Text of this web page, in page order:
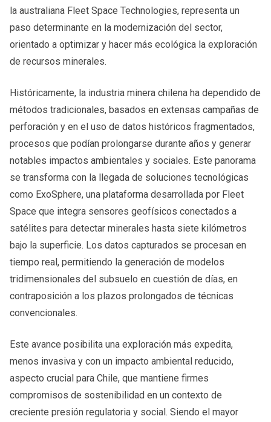
la australiana Fleet Space Technologies, representa un
paso determinante en la modernización del sector,
orientado a optimizar y hacer más ecológica la exploración
de recursos minerales.
Históricamente, la industria minera chilena ha dependido de
métodos tradicionales, basados en extensas campañas de
perforación y en el uso de datos históricos fragmentados,
procesos que podían prolongarse durante años y generar
notables impactos ambientales y sociales. Este panorama
se transforma con la llegada de soluciones tecnológicas
como ExoSphere, una plataforma desarrollada por Fleet
Space que integra sensores geofísicos conectados a
satélites para detectar minerales hasta siete kilómetros
bajo la superficie. Los datos capturados se procesan en
tiempo real, permitiendo la generación de modelos
tridimensionales del subsuelo en cuestión de días, en
contraposición a los plazos prolongados de técnicas
convencionales.
Este avance posibilita una exploración más expedita,
menos invasiva y con un impacto ambiental reducido,
aspecto crucial para Chile, que mantiene firmes
compromisos de sostenibilidad en un contexto de
creciente presión regulatoria y social. Siendo el mayor